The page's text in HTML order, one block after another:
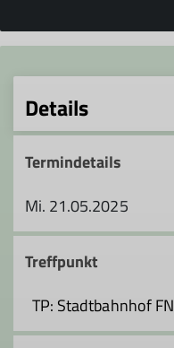
Details
Termindetails
Mi. 21.05.2025
Treffpunkt
TP: Stadtbahnhof FN